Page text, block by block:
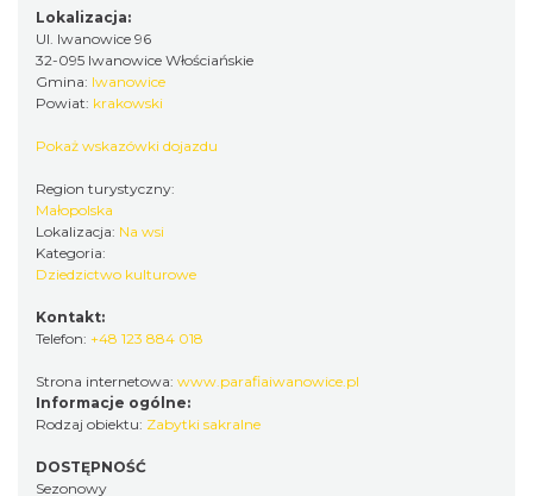
Lokalizacja:
Ul. Iwanowice 96
32-095 Iwanowice Włościańskie
Gmina: Iwanowice
Powiat: krakowski
Pokaż wskazówki dojazdu
Region turystyczny:
Małopolska
Lokalizacja: Na wsi
Kategoria:
Dziedzictwo kulturowe
Kontakt:
Telefon: +48 123 884 018
Strona internetowa: www.parafiaiwanowice.pl
Informacje ogólne:
Rodzaj obiektu: Zabytki sakralne
DOSTĘPNOŚĆ
Sezonowy